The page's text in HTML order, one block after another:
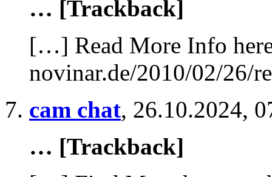
… [Trackback]
[…] Read More Info
novinar.de/2010/02/
cam chat, 26.10.2024,
… [Trackback]